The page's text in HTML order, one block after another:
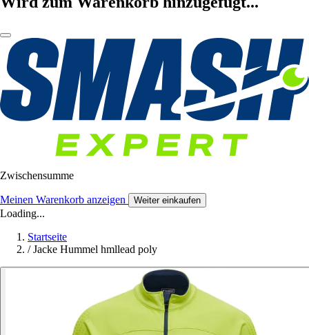
Zwischensumme
Meinen Warenkorb anzeigen Weiter einkaufen
Loading...
Startseite
/ Jacke Hummel hmllead poly